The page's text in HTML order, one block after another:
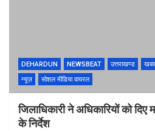
DEHARDUN NEWSBEAT उत्तराखण्ड
न्यूज़
सोशल मीडिया वायरल
जिलाधिकारी ने अधिकारियों को
के निर्देश